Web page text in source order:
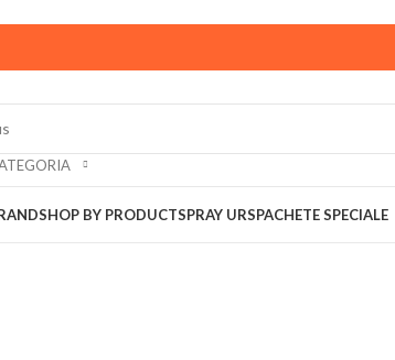
- 18 August,magazinul KPRO este
multumim
SHOP BY PRODUCTSPRAY URSPACHETE SPECIALE